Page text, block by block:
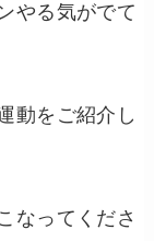
やる気がでて
動をご紹介し
なってくださ